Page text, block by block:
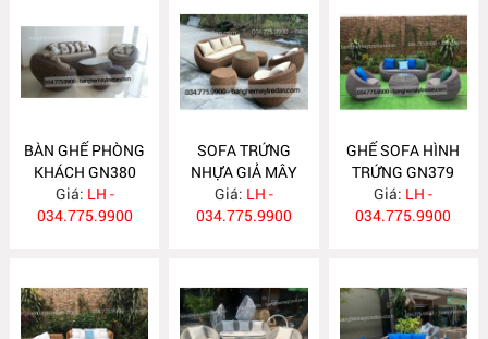
BÀN GHẾ PHÒNG
KHÁCH GN380
Giá: LH -
034.775.9900
SOFA TRỨNG
NHỰA GIẢ MÂY
GN377
Giá: LH -
034.775.9900
GHẾ SOFA HÌNH
TRỨNG GN379
Giá: LH -
034.775.9900